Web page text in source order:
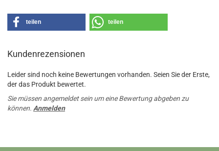
teilen teilen
Kundenrezensionen
Leider sind noch keine Bewertungen vorhanden. Seien Sie der Erste,
der das Produkt bewertet.
Sie müssen angemeldet sein um eine Bewertung abgeben zu
können. Anmelden